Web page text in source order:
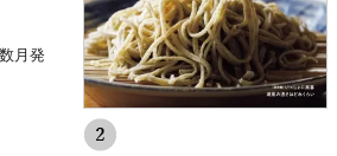
セキュリティ確保のため、これらの情報が傍
れることを防ぐ目的でSSL（Secure Sockets
ります。
ることで、盗聴防止やデータの改ざん防止
す。SSLを利用する事でより安全に情報を送
月発